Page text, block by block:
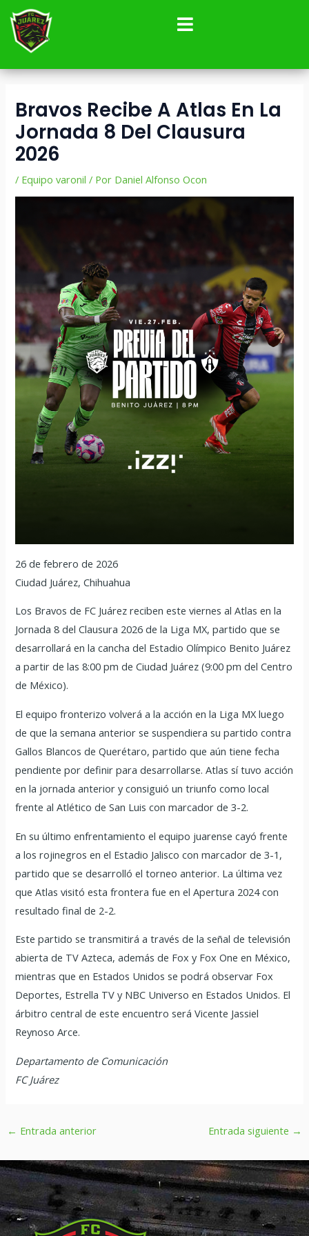
contenido
Bravos Recibe A Atlas En La
Jornada 8 Del Clausura
2026
/ Equipo varonil / Por Daniel Alfonso Ocon
26 de febrero de 2026
Ciudad Juárez, Chihuahua
Los Bravos de FC Juárez reciben este viernes al Atlas en la
Jornada 8 del Clausura 2026 de la Liga MX, partido que se
desarrollará en la cancha del Estadio Olímpico Benito Juárez
a partir de las 8:00 pm de Ciudad Juárez (9:00 pm del Centro
de México).
El equipo fronterizo volverá a la acción en la Liga MX luego
de que la semana anterior se suspendiera su partido contra
Gallos Blancos de Querétaro, partido que aún tiene fecha
pendiente por definir para desarrollarse. Atlas sí tuvo acción
en la jornada anterior y consiguió un triunfo como local
frente al Atlético de San Luis con marcador de 3-2.
En su último enfrentamiento el equipo juarense cayó frente
a los rojinegros en el Estadio Jalisco con marcador de 3-1,
partido que se desarrolló el torneo anterior. La última vez
que Atlas visitó esta frontera fue en el Apertura 2024 con
resultado final de 2-2.
Este partido se transmitirá a través de la señal de televisión
abierta de TV Azteca, además de Fox y Fox One en México,
mientras que en Estados Unidos se podrá observar Fox
Deportes, Estrella TV y NBC Universo en Estados Unidos. El
árbitro central de este encuentro será Vicente Jassiel
Reynoso Arce.
Departamento de Comunicación
FC Juárez
Navegación
de
entradas
← Entrada anterior Entrada siguiente →